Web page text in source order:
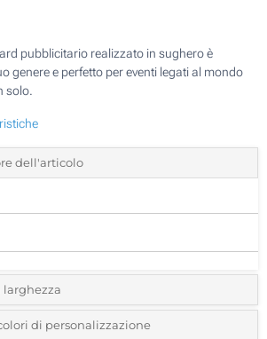
pubblicitario realizzato in sughero è
genere e perfetto per eventi legati al mondo
solo.
dell'articolo
larghezza
del collare:
di personalizzazione